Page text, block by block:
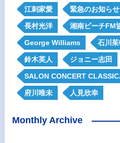
江刺家愛 緊急のお知らせ
長村光洋 湘南ビーチFM
George Williams 石川
鈴木英人 ジョニー志田
SALON CONCERT
府川唯未 人見欣幸
Monthly Archive